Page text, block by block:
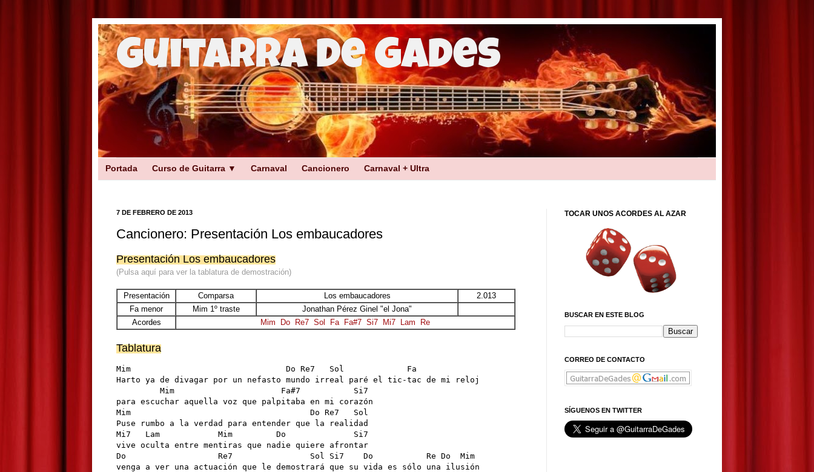
Guitarra de Gades
Portada Curso de Guitarra ▼ Carnaval Cancionero Carnaval + Ultra
7 DE FEBRERO DE 2013
Cancionero: Presentación Los embaucadores
Presentación Los embaucadores
(Pulsa aquí para ver la tablatura de demostración)
Presentación Comparsa Los embaucadores
2.013
Fa menor
Mim 1º traste
Jonathan Pérez Ginel "el Jona"
Acordes
Mim Do Re7 Sol Fa Fa#7 Si7 Mi7 Lam Re
Tablatura
Mim                                Do Re7   Sol             Fa
Harto ya de divagar por un nefasto mundo irreal paré el tic-tac de mi reloj
         Mim                      Fa#7           Si7
para escuchar aquella voz que palpitaba en mi corazón
Mim                                     Do Re7   Sol
Puse rumbo a la verdad para entender que la realidad
Mi7   Lam            Mim         Do              Si7
vive oculta entre mentiras que nadie quiere afrontar
Do                   Re7                Sol Si7    Do           Re Do  Mim
venga a ver una actuación que le demostrará que su vida es sólo una ilusión
TOCAR UNOS ACORDES AL AZAR
BUSCAR EN ESTE BLOG
CORREO DE CONTACTO
SÍGUENOS EN TWITTER